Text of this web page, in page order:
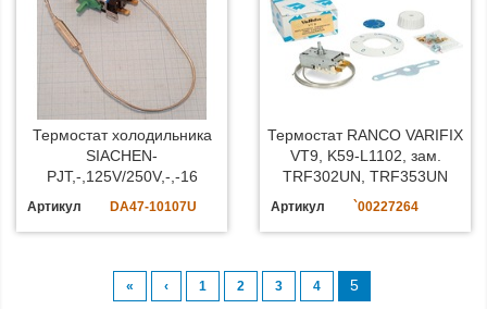
Термостат холодильника
SIACHEN-
PJT,-,125V/250V,-,-16
Артикул DA47-10107U
Термостат RANCO VARIFIX
VT9, K59-L1102, зам.
TRF302UN, TRF353UN
Артикул `00227264
« ‹ 1 2 3 4 5